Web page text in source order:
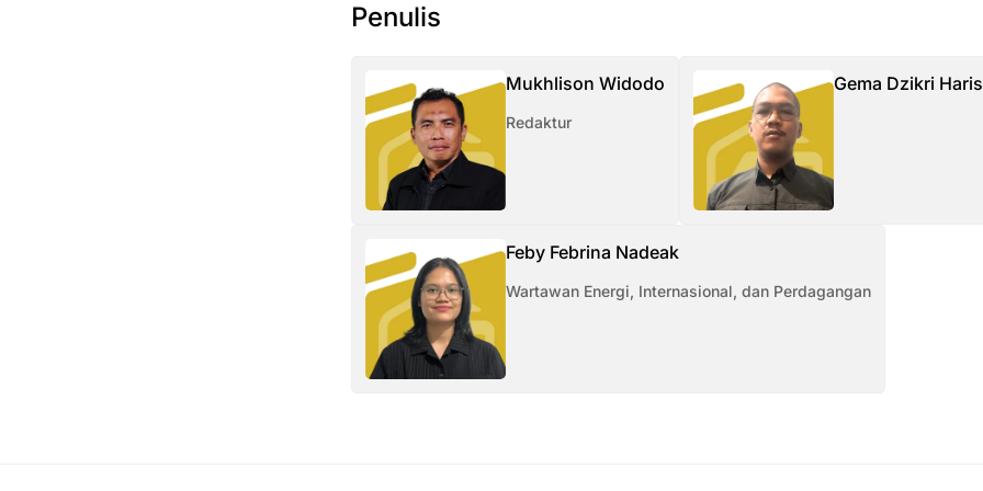
Penulis
Mukhlison Widodo
Redaktur
Gema Dzikri
Feby Febrina Nadeak
Wartawan Energi, Internasional, dan Perdagangan